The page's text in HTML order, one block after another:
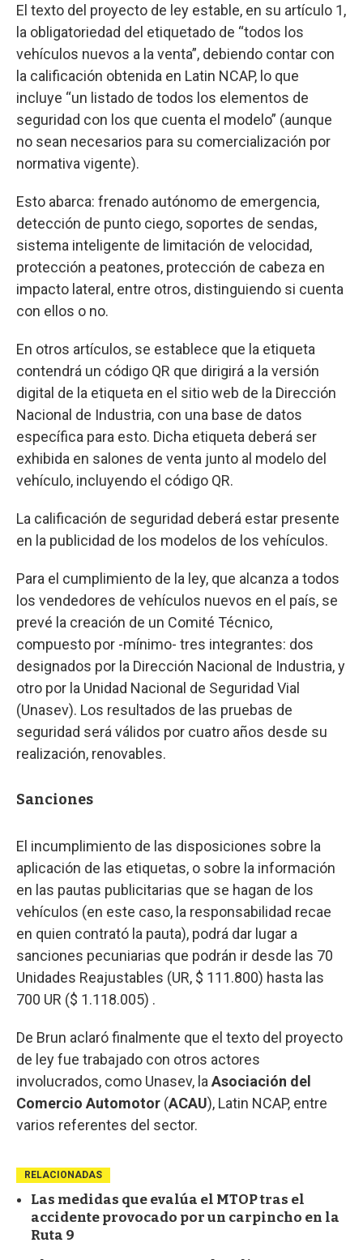
El texto del proyecto de ley estable, en su artículo 1,
la obligatoriedad del etiquetado de “todos los
vehículos nuevos a la venta”, debiendo contar con
la calificación obtenida en Latin NCAP, lo que
incluye “un listado de todos los elementos de
seguridad con los que cuenta el modelo” (aunque
no sean necesarios para su comercialización por
normativa vigente).
Esto abarca: frenado autónomo de emergencia,
detección de punto ciego, soportes de sendas,
sistema inteligente de limitación de velocidad,
protección a peatones, protección de cabeza en
impacto lateral, entre otros, distinguiendo si cuenta
con ellos o no.
En otros artículos, se establece que la etiqueta
contendrá un código QR que dirigirá a la versión
digital de la etiqueta en el sitio web de la Dirección
Nacional de Industria, con una base de datos
específica para esto. Dicha etiqueta deberá ser
exhibida en salones de venta junto al modelo del
vehículo, incluyendo el código QR.
La calificación de seguridad deberá estar presente
en la publicidad de los modelos de los vehículos.
Para el cumplimiento de la ley, que alcanza a todos
los vendedores de vehículos nuevos en el país, se
prevé la creación de un Comité Técnico,
compuesto por -mínimo- tres integrantes: dos
designados por la Dirección Nacional de Industria, y
otro por la Unidad Nacional de Seguridad Vial
(Unasev). Los resultados de las pruebas de
seguridad será válidos por cuatro años desde su
realización, renovables.
Sanciones
El incumplimiento de las disposiciones sobre la
aplicación de las etiquetas, o sobre la información
en las pautas publicitarias que se hagan de los
vehículos (en este caso, la responsabilidad recae
en quien contrató la pauta), podrá dar lugar a
sanciones pecuniarias que podrán ir desde las 70
Unidades Reajustables (UR, $ 111.800) hasta las
700 UR ($ 1.118.005) .
De Brun aclaró finalmente que el texto del proyecto
de ley fue trabajado con otros actores
involucrados, como Unasev, la Asociación del
Comercio Automotor (ACAU), Latin NCAP, entre
varios referentes del sector.
RELACIONADAS
Las medidas que evalúa el MTOP tras el
accidente provocado por un carpincho en la
Ruta 9